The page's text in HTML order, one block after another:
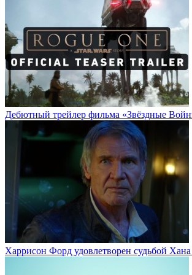
Дебютный трейлер фильма «Звёздные
Харрисон Форд удовлетворен судьбой